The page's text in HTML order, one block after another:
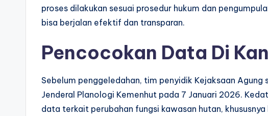
proses dilakukan sesuai prosedur hukum dan
bisa berjalan efektif dan transparan.
Pencocokan Data Di
Sebelum penggeledahan, tim penyidik Kejaksaan
Jenderal Planologi Kemenhut pada 7 Januari 2026.
data terkait perubahan fungsi kawasan hutan,